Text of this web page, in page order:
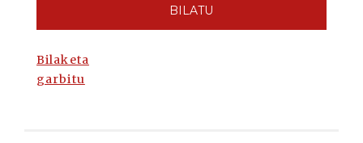
BILATU
Bilaketa
garbitu